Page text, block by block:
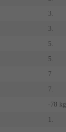
3.
3.
5.
5.
7.
7.
-78 kg